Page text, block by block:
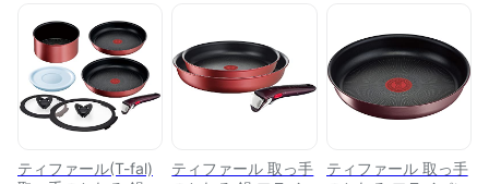
アンリミテッド」 こ
びりつきにくい ブラ
ウン L38593
きにくい レッド
L38391 + 炒め鍋
26cm 深型 中華鍋 IH
ガス火対応 「インジ
ウォックパン」
手が取れる 取っ手の
取れる フライパン
セット キッチン レ
ビューキャンペー
ティファール(T-fal)
ティファール 取っ手
ティファール 取っ手